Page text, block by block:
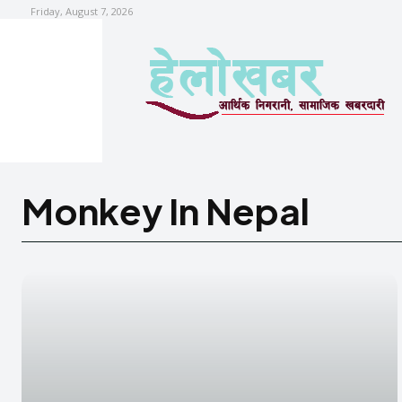
Friday, August 7, 2026
Monkey In Nepal